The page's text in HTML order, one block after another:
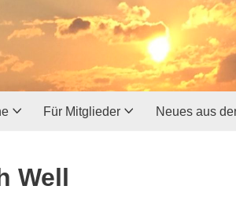
Für Mitglieder Neues aus
Well